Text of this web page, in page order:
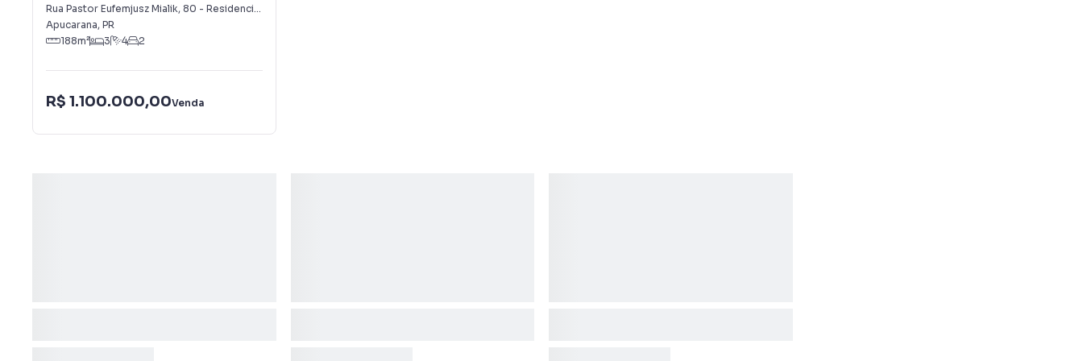
Cazarin
Rua Pastor Eufemjusz Mialik, 80 - Residencial Cazarin
Apucarana, PR
188m² 3 4 2
R$ 1.100.000,00Venda